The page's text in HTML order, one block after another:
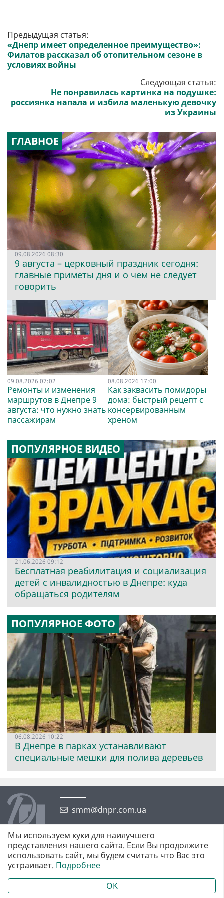
Предыдущая статья:
«Днепр имеет определенное преимущество»:
Филатов рассказал об отопительном сезоне в
условиях войны
Следующая статья:
Не понравилась картинка на подушке:
россиянка напала и избила маленькую девочку
из Украины
ГЛАВНОЕ
09.08.2026 08:30
9 августа – церковный праздник сегодня:
главные приметы дня и о чем не следует
говорить
09.08.2026 07:02
Ремонты и изменения
маршрутов в Днепре 9
августа: что нужно знать
пассажирам
08.08.2026 17:00
Как заквасить помидоры
дома: быстрый рецепт с
консервированным
хреном
ПОПУЛЯРНОЕ ВИДЕО
21.06.2026 09:12
Бесплатная реабилитация и социализация
детей с инвалидностью в Днепре: куда
обращаться родителям
ПОПУЛЯРНОЕ ФОТО
06.08.2026 10:22
В Днепре в парках устанавливают
специальные мешки для полива деревьев
smm@dnpr.com.ua
©2026 https://dnpr.com.ua Дніпровська порадниця
Всі права захищені. При повному або частковому використанні
матеріалів обов'язкове активне гіперпосилання у першому абзаці.
Мы используем куки для наилучшего
представления нашего сайта. Если Вы продолжите
использовать сайт, мы будем считать что Вас это
устраивает. Подробнее
OK